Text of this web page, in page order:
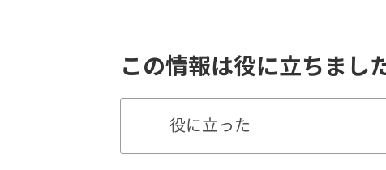
この情報は役に立ちまし
役に立った